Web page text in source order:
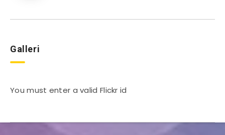
Galleri
You must enter a valid Flickr id